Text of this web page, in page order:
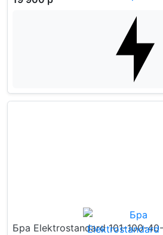
Бра Elektrostandard 101-100-